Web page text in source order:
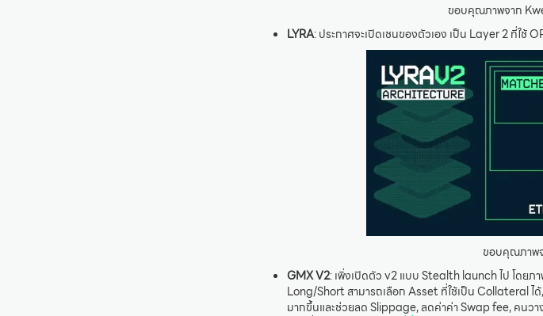
ขอบคุณภาพจาก
LYRA: ประกาศจะเปิดเชนของตัวเอง เป็น Layer 2 ที่ใช้
ขอบคุณภาพ
GMX V2: เพิ่งเปิดตัว v2 แบบ Stealth launch ไป โดยภ
Long/Short สามารถเลือก Asset ที่ใช้เป็น Collateral ไ
มากขึ้นและช่วยลด Slippage, ลดค่าค่า Swap fee, คนว